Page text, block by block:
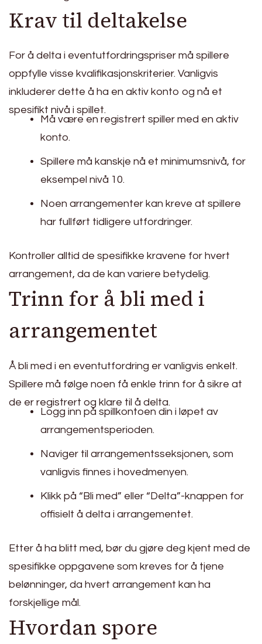
Krav til deltakelse
For å delta i eventutfordringspriser må spillere
oppfylle visse kvalifikasjonskriterier. Vanligvis
inkluderer dette å ha en aktiv konto og nå et
spesifikt nivå i spillet.
Må være en registrert spiller med en aktiv
konto.
Spillere må kanskje nå et minimumsnivå, for
eksempel nivå 10.
Noen arrangementer kan kreve at spillere
har fullført tidligere utfordringer.
Kontroller alltid de spesifikke kravene for hvert
arrangement, da de kan variere betydelig.
Trinn for å bli med i
arrangementet
Å bli med i en eventutfordring er vanligvis enkelt.
Spillere må følge noen få enkle trinn for å sikre at
de er registrert og klare til å delta.
Logg inn på spillkontoen din i løpet av
arrangementsperioden.
Naviger til arrangementsseksjonen, som
vanligvis finnes i hovedmenyen.
Klikk på “Bli med” eller “Delta”-knappen for
offisielt å delta i arrangementet.
Etter å ha blitt med, bør du gjøre deg kjent med de
spesifikke oppgavene som kreves for å tjene
belønninger, da hvert arrangement kan ha
forskjellige mål.
Hvordan spore